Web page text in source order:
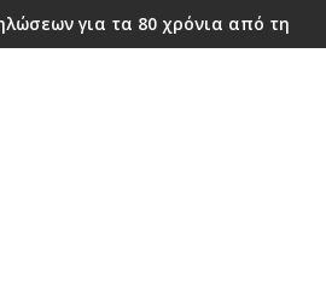
για τα 80 χρόνια από την